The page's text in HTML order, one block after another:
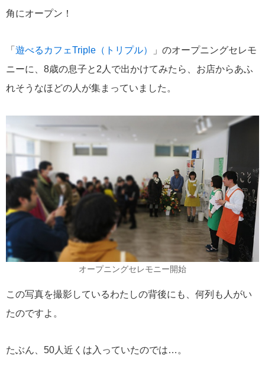
角にオープン！
「 遊べるカフェTriple（トリプル）
」のオープニングセレモ
ニーに、8歳の息子と2人で出かけてみたら、お店からあふ
れそうなほどの人が集まっていました。
オープニングセレモニー開始
この写真を撮影しているわたしの背後にも、何列も人がい
たのですよ。
たぶん、50人近くは入っていたのでは…。